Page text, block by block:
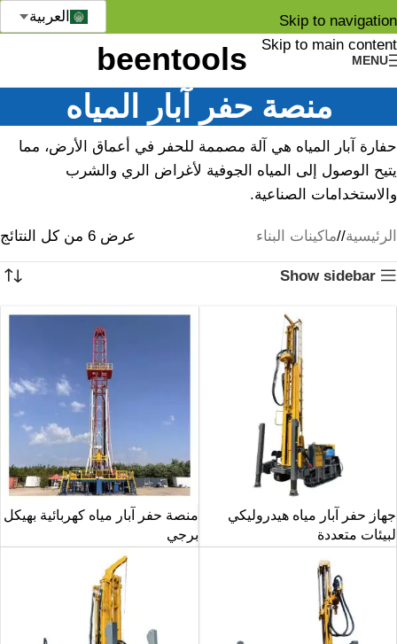
Skip to navigation
Skip to main content
MENU
العربية
منصة حفر آبار المياه
حفارة آبار المياه هي آلة مصممة للحفر في أعماق الأرض، مما
يتيح الوصول إلى المياه الجوفية لأغراض الري والشرب
والاستخدامات الصناعية.
الرئيسية/ ماكينات البناء عرض ⁦6⁩ من كل النتائج
Show sidebar
جهاز حفر آبار مياه هيدروليكي
لبيئات متعددة
منصة حفر آبار مياه كهربائية بهيكل
برجي